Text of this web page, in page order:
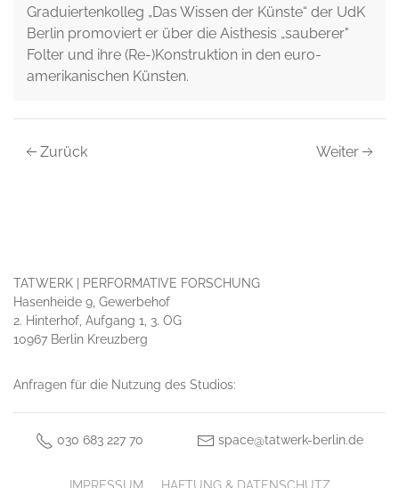
Graduiertenkolleg „Das Wissen der Künste“ der UdK
Berlin promoviert er über die Aisthesis „sauberer"
Folter und ihre (Re-)Konstruktion in den euro-
amerikanischen Künsten.
Zurück Weiter
TATWERK | PERFORMATIVE FORSCHUNG
Hasenheide 9, Gewerbehof
2. Hinterhof, Aufgang 1, 3. OG
10967 Berlin Kreuzberg
Anfragen für die Nutzung des Studios:
030 683 227 70 space@tatwerk-berlin.de